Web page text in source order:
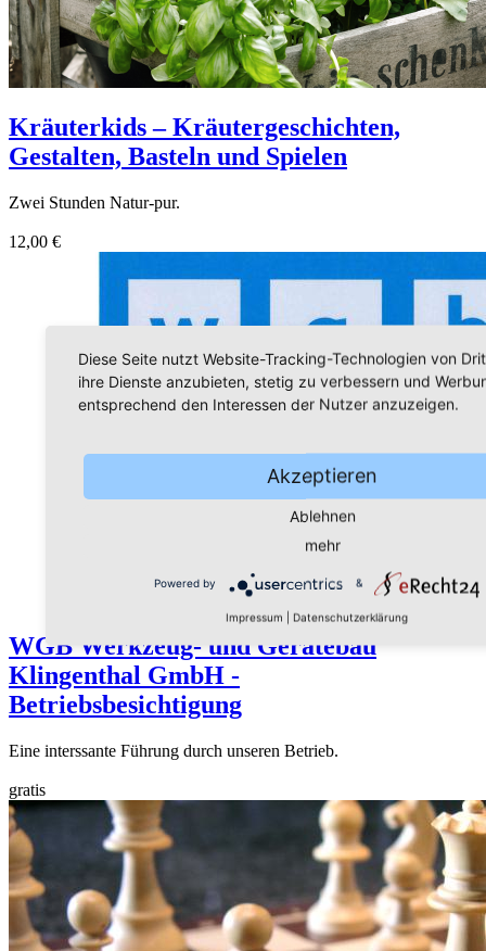
Kräuterkids – Kräutergeschichten,
Gestalten, Basteln und Spielen
Zwei Stunden Natur-pur.
12,00 €
WGB Werkzeug- und Gerätebau
Klingenthal GmbH -
Betriebsbesichtigung
Eine interssante Führung durch unseren Betrieb.
gratis
Diese Seite nutzt Website-Tracking-Technologien von
ihre Dienste anzubieten, stetig zu verbessern und
entsprechend den Interessen der Nutzer anzuzeigen.
Akzeptieren
Ablehnen
mehr
Powered by &
Impressum | Datenschutzerklärung